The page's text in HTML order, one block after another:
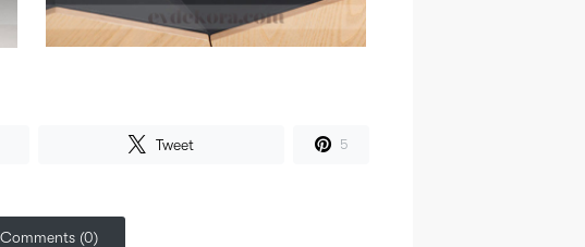
Tweet 5
(0)